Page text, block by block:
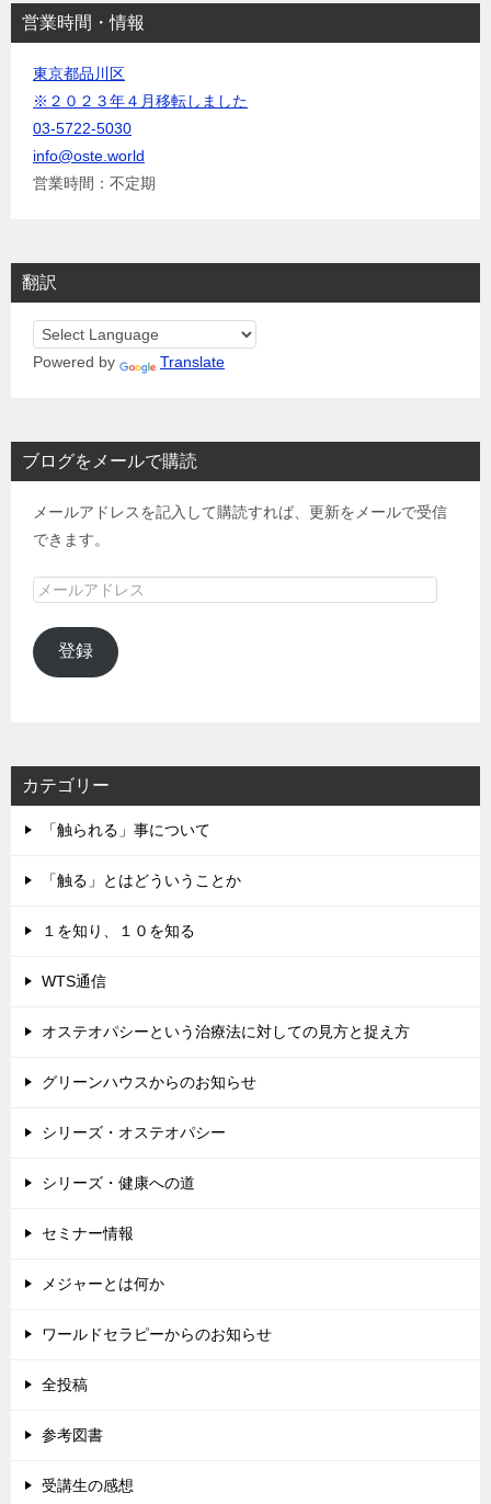
営業時間・情報
東京都品川区
※２０２３年４月移転しました
03-5722-5030
info@oste.world
営業時間：不定期
翻訳
Powered by Translate
ブログをメールで購読
メールアドレスを記入して購読すれば、更新をメールで受信
できます。
メ
ル
ア
登録
カテゴリー
「触られる」事について
「触る」とはどういうことか
１を知り、１０を知る
WTS通信
オステオパシーという治療法に対しての見方と捉え方
グリーンハウスからのお知らせ
シリーズ・オステオパシー
シリーズ・健康への道
セミナー情報
メジャーとは何か
ワールドセラピーからのお知らせ
全投稿
参考図書
受講生の感想